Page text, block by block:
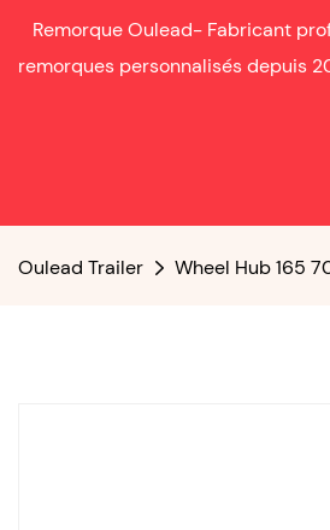
Remorque Oulead- Fabricant
remorques personnalisés depuis
Oulead Trailer Wheel Hub 165